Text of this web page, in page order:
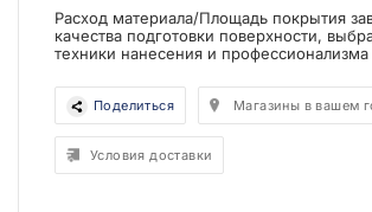
Расход материала/Площадь покрытия
качества подготовки поверхности,
техники нанесения и профессионализма
Поделиться Магазины в вашем
Условия доставки